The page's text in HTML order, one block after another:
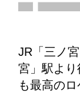
JR「三ノ
宮」駅よ
も最高のロ